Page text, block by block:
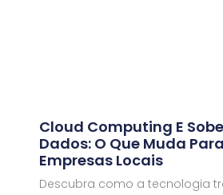
Cloud Computing E
Dados: O Que Muda
Empresas Locais
Descubra como a tecnologia